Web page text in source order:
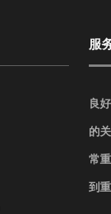
服
良
的
常
到